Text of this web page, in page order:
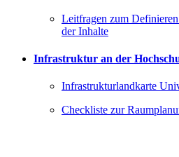
Leitfragen zum
der Inhalte
Infrastruktur an der
Infrastrukturlandkarte
Checkliste zur